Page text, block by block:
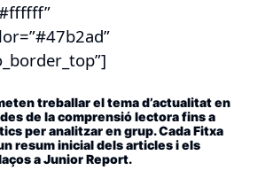
treballar el tema d’actualitat en
de la comprensió lectora fins a
per analitzar en grup. Cada Fitxa
resum inicial dels articles i els
a Junior Report.